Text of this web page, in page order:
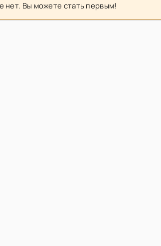
нет. Вы можете стать первым!